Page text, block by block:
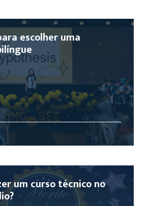
escolher uma
um curso técnico no